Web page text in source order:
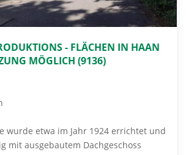
- FLÄCHEN IN HAAN 
MÖGLICH (9136)
wurde etwa im Jahr 1924 errichtet und
mit ausgebautem Dachgeschoss